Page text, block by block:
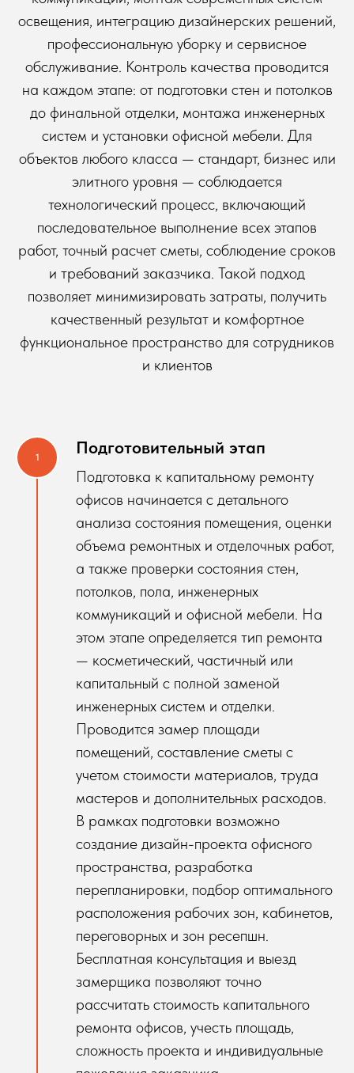
освещения, интеграцию дизайнерских решений,
профессиональную уборку и сервисное
обслуживание. Контроль качества проводится
на каждом этапе: от подготовки стен и потолков
до финальной отделки, монтажа инженерных
систем и установки офисной мебели. Для
объектов любого класса — стандарт, бизнес или
элитного уровня — соблюдается
технологический процесс, включающий
последовательное выполнение всех этапов
работ, точный расчет сметы, соблюдение сроков
и требований заказчика. Такой подход
позволяет минимизировать затраты, получить
качественный результат и комфортное
функциональное пространство для сотрудников
и клиентов
Подготовительный этап
Подготовка к капитальному ремонту
офисов начинается с детального
анализа состояния помещения, оценки
объема ремонтных и отделочных работ,
а также проверки состояния стен,
потолков, пола, инженерных
коммуникаций и офисной мебели. На
этом этапе определяется тип ремонта
— косметический, частичный или
капитальный с полной заменой
инженерных систем и отделки.
Проводится замер площади
помещений, составление сметы с
учетом стоимости материалов, труда
мастеров и дополнительных расходов.
В рамках подготовки возможно
создание дизайн-проекта офисного
пространства, разработка
перепланировки, подбор оптимального
расположения рабочих зон, кабинетов,
переговорных и зон ресепшн.
Бесплатная консультация и выезд
замерщика позволяют точно
рассчитать стоимость капитального
ремонта офисов, учесть площадь,
сложность проекта и индивидуальные